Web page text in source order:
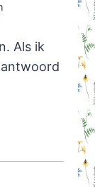
Als ik
antwoord